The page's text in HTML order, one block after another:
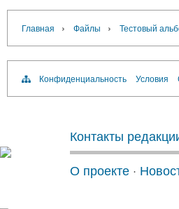
Главная › Файлы › Тестовый
Конфиденциальность Условия
Контакты
О проекте ·